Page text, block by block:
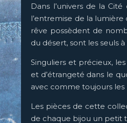
Dans l’univers de la Cité
l’entremise de la
rêve possèdent de
du désert, sont les seuls
Singuliers et précieux,
et d’étrangeté dans le
avec comme toujours
Les pièces de cette
de chaque bijou un petit